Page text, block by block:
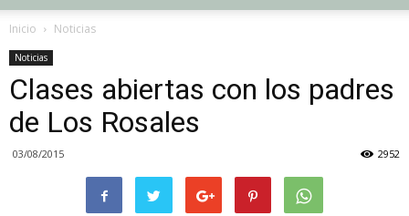
CADI
Inicio Noticias
Noticias
Clases abiertas con los padres
de Los Rosales
03/08/2015 2952